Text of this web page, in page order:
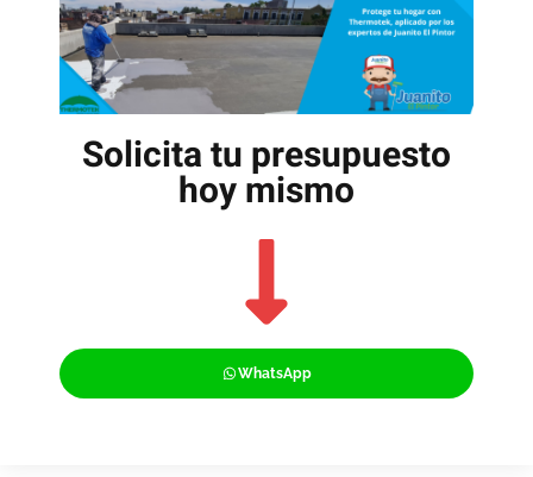
Solicita tu presupuesto
hoy mismo
WhatsApp